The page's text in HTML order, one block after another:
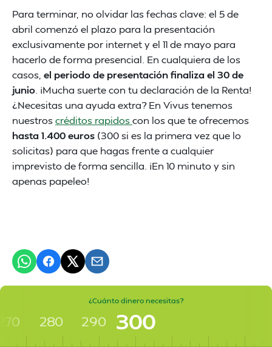
Para terminar, no olvidar las fechas clave: el 5 de
abril comenzó el plazo para la presentación
exclusivamente por internet y el 11 de mayo para
hacerlo de forma presencial. En cualquiera de los
casos, el periodo de presentación finaliza el 30 de
junio . ¡Mucha suerte con tu declaración de la Renta!
¿Necesitas una ayuda extra? En Vivus tenemos
nuestroscréditos rapidoscon los que te ofrecemos
hasta 1.400 euros (300 si es la primera vez que lo
solicitas) para que hagas frente a cualquier
imprevisto de forma sencilla. ¡En 10 minuto y sin
apenas papeleo!
¿Cuánto dinero necesitas?
280 290 300